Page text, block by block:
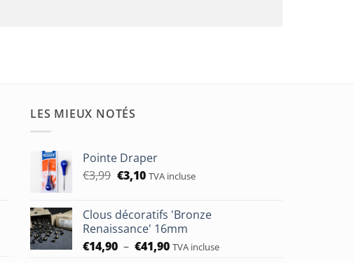
LES MIEUX NOTÉS
Pointe Draper
€3,99 Le
était :
€3,99.
€3,10Le
est :
€3,10.
TVA incluse
Clous décoratifs 'Bronze
Renaissance' 16mm
€14,90 – €41,90Plage
TVA incluse